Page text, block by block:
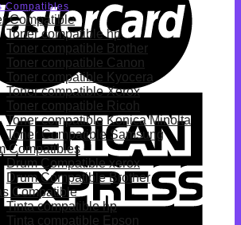
Compatibles
Compatible
Toner compatible hp
Toner compatible Brother
Toner compatible Canon
Toner compatible Kyocera
Toner compatible Xerox
Toner compatible Ricoh
Toner compatible Konica Minolta
Toner Compatible Samsung
Compatibles
Drum Compatible xerox
Drum Compatible Brother
Compatible
Tinta compatible hp
Tinta compatible Epson